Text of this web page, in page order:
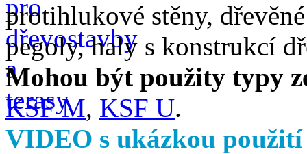
protihlukové stěny,
pegoly, haly s konstrukcí
Mohou být použity typy
KSF M, KSF U.
VIDEO s ukázkou